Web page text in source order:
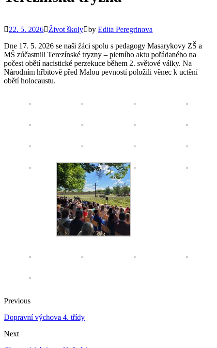
22. 5. 2026 Život školy by Edita Peregrinova
Dne 17. 5. 2026 se naši žáci spolu s pedagogy Masarykovy ZŠ a
MŠ zúčastnili Terezínské tryzny – pietního aktu pořádaného na
počest obětí nacistické perzekuce během 2. světové války. Na
Národním hřbitově před Malou pevností položili věnec k uctění
obětí holocaustu.
Previous
Dopravní výchova 4. třídy
Next